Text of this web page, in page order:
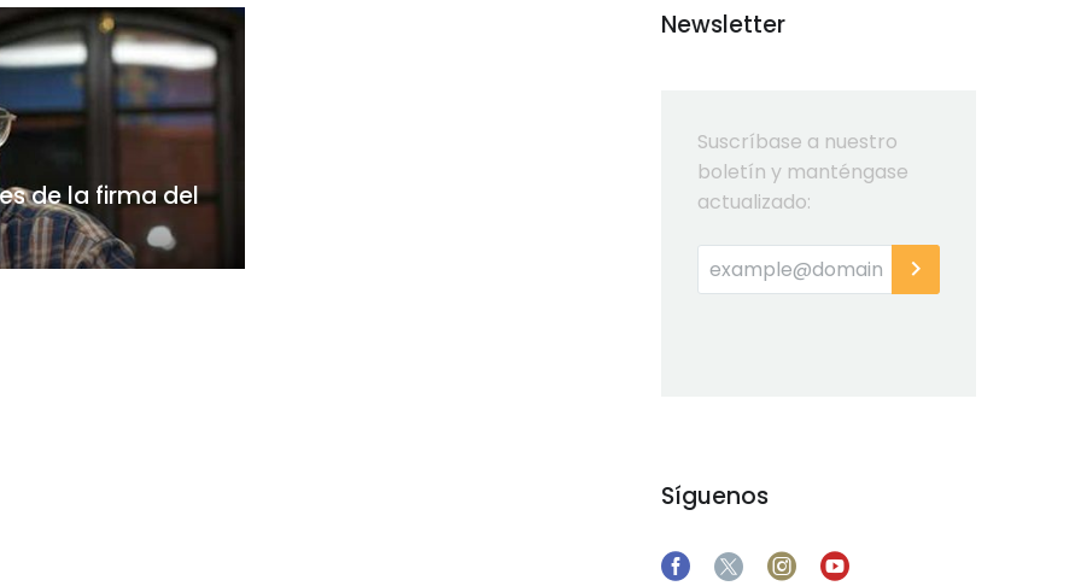
de la firma del
Newsletter
Suscríbase a nuestro
boletín y manténgase
actualizado:
Síguenos